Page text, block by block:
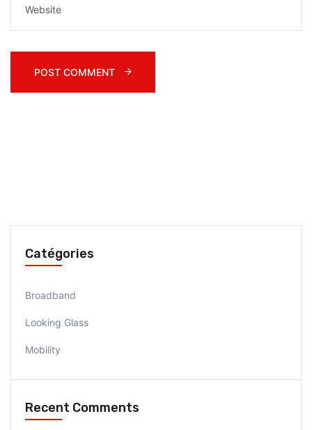
Catégories
Broadband
Looking Glass
Mobility
Recent Comments